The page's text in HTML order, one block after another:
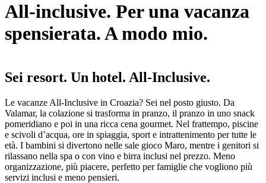
All-inclusive. Per una vacanza
spensierata. A modo mio.
Sei resort. Un hotel. All-Inclusive.
Le vacanze All-Inclusive in Croazia? Sei nel posto giusto. Da
Valamar, la colazione si trasforma in pranzo, il pranzo in uno snack
pomeridiano e poi in una ricca cena gourmet. Nel frattempo, piscine
e scivoli d’acqua, ore in spiaggia, sport e intrattenimento per tutte le
età. I bambini si divertono nelle sale gioco Maro, mentre i genitori si
rilassano nella spa o con vino e birra inclusi nel prezzo. Meno
organizzazione, più piacere, perfetto per famiglie che vogliono più
servizi inclusi e meno pensieri.